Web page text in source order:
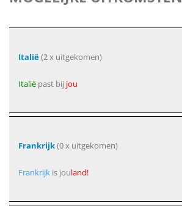
Italië(2 x uitgekomen)
Italië past bij jou
Frankrijk(0 x uitgekomen)
Frankrijk is jouland!